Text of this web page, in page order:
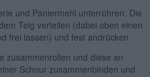
und Paniermehl unterrühren. Die
Teig verteilen (dabei oben einen
frei lassen) und fest andrücken.
zusammenrollen und diese an
Schnur zusammenbinden und